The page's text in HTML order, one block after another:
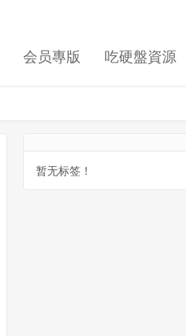
会员專版 吃硬盤資源
暂无标签！